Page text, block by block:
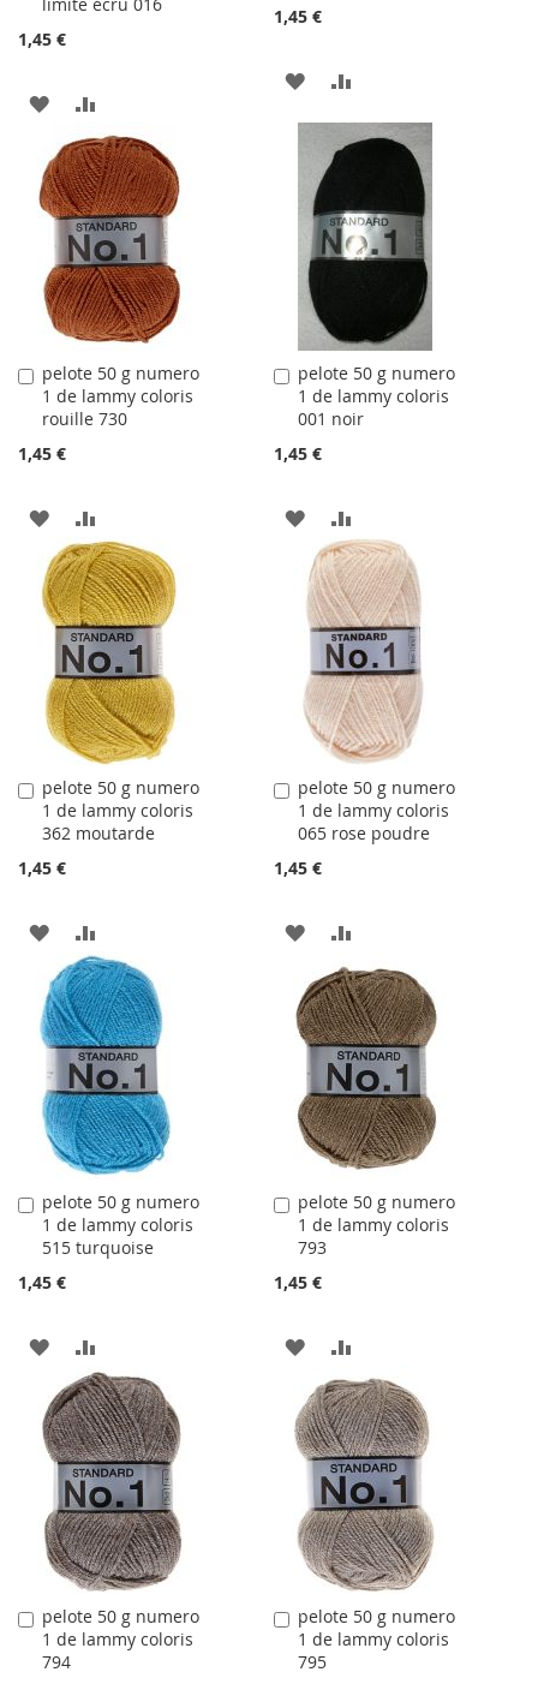
limite écru 016
1,45 €
AJOUTER
À
LA
LISTE
D'ACHATS
AU
COMPARATEUR
1,45 €
AJOUTER
À
LISTE
D'ACHATS
AU
COMPARATEUR
pelote 50 g numero
1 de lammy coloris
rouille 730
1,45 €
Ajouter
au
panier
AJOUTER
À
LA
LISTE
D'ACHATS
AU
COMPARATEUR
pelote 50 g numero
1 de lammy coloris
001 noir
1,45 €
Ajouter
au
panier
AJOUTER
À
LA
LISTE
D'ACHATS
AU
COMPARATEUR
pelote 50 g numero
1 de lammy coloris
362 moutarde
1,45 €
Ajouter
au
panier
AJOUTER
À
LA
LISTE
D'ACHATS
AU
COMPARATEUR
pelote 50 g numero
1 de lammy coloris
065 rose poudre
1,45 €
Ajouter
au
panier
AJOUTER
LA
LISTE
D'ACHATS
AU
COMPARATEUR
pelote 50 g numero
1 de lammy coloris
515 turquoise
1,45 €
Ajouter
au
panier
AJOUTER
À
LA
LISTE
D'ACHATS
AU
COMPARATEUR
pelote 50 g numero
1 de lammy coloris
793
1,45 €
Ajouter
au
panier
AJOUTER
À
LA
LISTE
D'ACHATS
AU
COMPARATEUR
pelote 50 g numero
1 de lammy coloris
794
Ajouter
au
panier
pelote 50 g numero
1 de lammy coloris
795
Ajouter
au
panier